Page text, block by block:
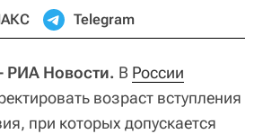
Telegram
РИА Новости. В России
возраст вступления
при которых допускается